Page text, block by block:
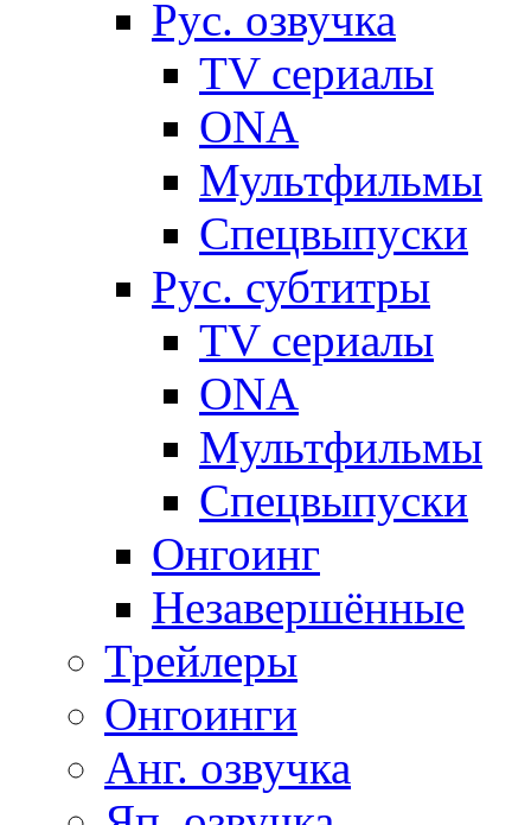
Рус. озвучка
TV сериалы
ONA
Мультфильмы
Спецвыпуски
Рус. субтитры
TV сериалы
ONA
Мультфильмы
Спецвыпуски
Онгоинг
Незавершённые
Трейлеры
Онгоинги
Анг. озвучка